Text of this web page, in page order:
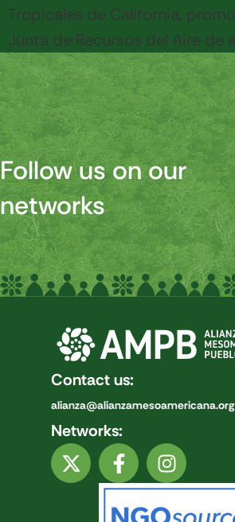
Tropicales de California,
Junta de Recursos del Aire de
Follow us on our
networks
Contact us:
alianza@alianzamesoamericana.org
Networks: